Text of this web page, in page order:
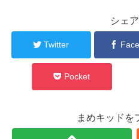
シェ
Twitter
Pocket
まめキッドを